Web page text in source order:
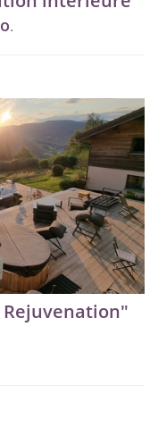
.
Rejuvenation"